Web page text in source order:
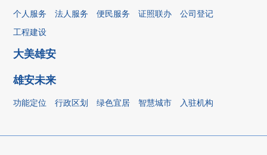
个人服务 法人服务 便民服务 证照联办
公司登记
工程建设
大美雄安
雄安未来
功能定位 行政区划 绿色宜居 智慧城市 入驻机构